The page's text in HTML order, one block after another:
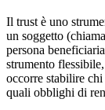
Il trust è uno
un soggetto
persona
strumento
occorre stabilire
quali obblighi di